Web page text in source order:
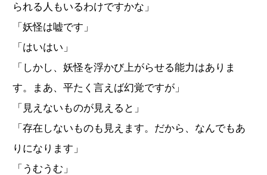
られる人もいるわけですかな」
「妖怪は嘘です」
「はいはい」
「しかし、妖怪を浮かび上がらせる能力はありま
す。まあ、平たく言えば幻覚ですが」
「見えないものが見えると」
「存在しないものも見えます。だから、なんでもあ
りになります」
「うむうむ」